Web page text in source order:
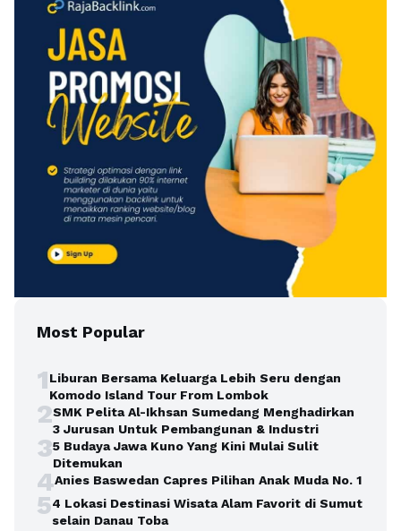
Most Popular
1Liburan Bersama Keluarga Lebih Seru dengan
Komodo Island Tour From Lombok
2SMK Pelita Al-Ikhsan Sumedang Menghadirkan
3 Jurusan Untuk Pembangunan & Industri
35 Budaya Jawa Kuno Yang Kini Mulai Sulit
Ditemukan
4Anies Baswedan Capres Pilihan Anak Muda No. 1
54 Lokasi Destinasi Wisata Alam Favorit di Sumut
selain Danau Toba